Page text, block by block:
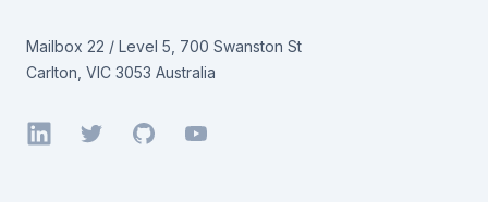
Mailbox 22 / Level 5, 700 Swanston St
Carlton, VIC 3053 Australia
LinkedInTwitterGitHubYouTube